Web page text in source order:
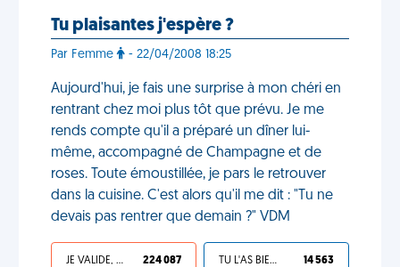
Tu plaisantes j'espère ?
Par Femme - 22/04/2008 18:25
Aujourd'hui, je fais une surprise à mon chéri en
rentrant chez moi plus tôt que prévu. Je me
rends compte qu'il a préparé un dîner lui-
même, accompagné de Champagne et de
roses. Toute émoustillée, je pars le retrouver
dans la cuisine. C'est alors qu'il me dit : "Tu ne
devais pas rentrer que demain ?" VDM
JE VALIDE, C'EST UNE VDM 224 087 TU L'AS BIEN MÉRITÉ 14 563